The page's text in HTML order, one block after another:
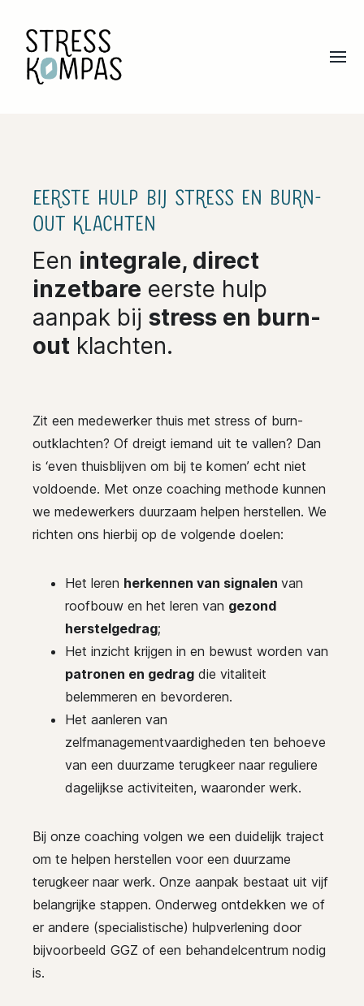
Welkom
Coaching
Over Stress Kompas
Missie & Visie
Eerste hulp bij stress en burn-
out klachten
Een integrale, direct
inzetbare eerste hulp
aanpak bij stress en burn-
out klachten.
Zit een medewerker thuis met stress of burn-
outklachten? Of dreigt iemand uit te vallen? Dan
is ‘even thuisblijven om bij te komen’ echt niet
voldoende. Met onze coaching methode kunnen
we medewerkers duurzaam helpen herstellen. We
richten ons hierbij op de volgende doelen:
Het leren herkennen van signalen van
roofbouw en het leren van gezond
herstelgedrag;
Het inzicht krijgen in en bewust worden van
patronen en gedrag die vitaliteit
belemmeren en bevorderen.
Het aanleren van
zelfmanagementvaardigheden ten behoeve
van een duurzame terugkeer naar reguliere
dagelijkse activiteiten, waaronder werk.
Bij onze coaching volgen we een duidelijk traject
om te helpen herstellen voor een duurzame
terugkeer naar werk. Onze aanpak bestaat uit vijf
belangrijke stappen. Onderweg ontdekken we of
er andere (specialistische) hulpverlening door
bijvoorbeeld GGZ of een behandelcentrum nodig
is.